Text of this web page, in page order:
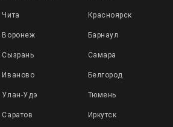
Чита Красноярск
Воронеж Барнаул
Сызрань Самара
Иваново Белгород
Улан-Удэ Тюмень
Саратов Иркутск